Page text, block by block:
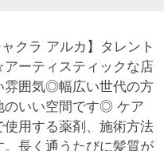
クラ アルカ】タレント
ーティスティックな店
雰囲気◎幅広い世代の方
のいい空間です◎ ケア
用する薬剤、施術方法
長く通うたびに髪質が